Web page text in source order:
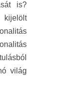
is?
világ